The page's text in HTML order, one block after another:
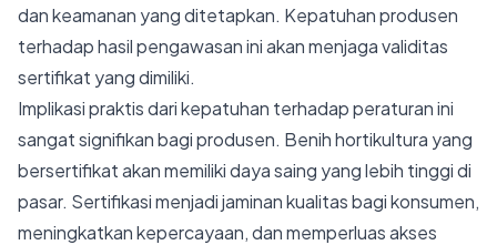
dan keamanan yang ditetapkan. Kepatuhan produsen
terhadap hasil pengawasan ini akan menjaga validitas
sertifikat yang dimiliki.
Implikasi praktis dari kepatuhan terhadap peraturan ini
sangat signifikan bagi produsen. Benih hortikultura yang
bersertifikat akan memiliki daya saing yang lebih tinggi di
pasar. Sertifikasi menjadi jaminan kualitas bagi konsumen,
meningkatkan kepercayaan, dan memperluas akses